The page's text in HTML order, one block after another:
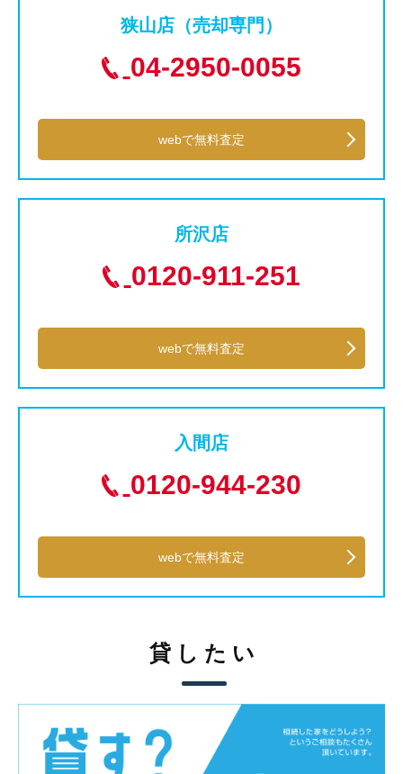
狭山店（売却専門）
04-2950-0055
webで無料査定
所沢店
0120-911-251
webで無料査定
入間店
0120-944-230
webで無料査定
貸したい